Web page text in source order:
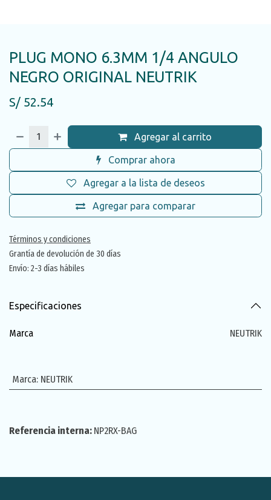
PLUG MONO 6.3MM 1/4 ANGULO
NEGRO ORIGINAL NEUTRIK
S/ 52.54
Agregar al carrito
Comprar ahora
Agregar para comparar
Agregar a la lista de deseos
Términos y condiciones
Grantía de devolución de 30 días
Envío: 2-3 días hábiles
Especificaciones
Marca NEUTRIK
Marca: NEUTRIK
Referencia interna: NP2RX-BAG